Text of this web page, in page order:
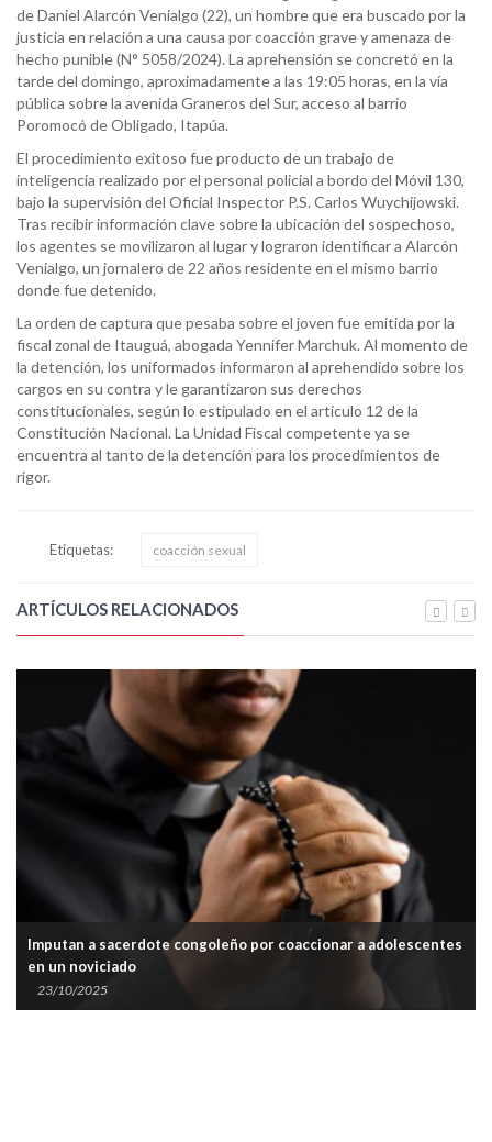
de Daniel Alarcón Venialgo (22), un hombre que era buscado por la
justicia en relación a una causa por coacción grave y amenaza de
hecho punible (N° 5058/2024). La aprehensión se concretó en la
tarde del domingo, aproximadamente a las 19:05 horas, en la vía
pública sobre la avenida Graneros del Sur, acceso al barrio
Poromocó de Obligado, Itapúa.
El procedimiento exitoso fue producto de un trabajo de
inteligencia realizado por el personal policial a bordo del Móvil 130,
bajo la supervisión del Oficial Inspector P.S. Carlos Wuychijowski.
Tras recibir información clave sobre la ubicación del sospechoso,
los agentes se movilizaron al lugar y lograron identificar a Alarcón
Venialgo, un jornalero de 22 años residente en el mismo barrio
donde fue detenido.
La orden de captura que pesaba sobre el joven fue emitida por la
fiscal zonal de Itauguá, abogada Yennifer Marchuk. Al momento de
la detención, los uniformados informaron al aprehendido sobre los
cargos en su contra y le garantizaron sus derechos
constitucionales, según lo estipulado en el artículo 12 de la
Constitución Nacional. La Unidad Fiscal competente ya se
encuentra al tanto de la detención para los procedimientos de
rigor.
Etiquetas: coacción sexual
ARTÍCULOS RELACIONADOS
Imputan a sacerdote congoleño por coaccionar a adolescentes
en un noviciado
23/10/2025